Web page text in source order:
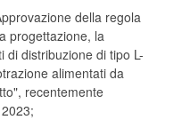
della regola
progettazione, la
di distribuzione di tipo L-
alimentati da
recentemente